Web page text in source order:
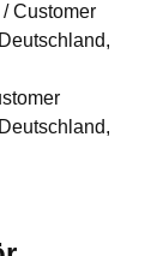
Customer